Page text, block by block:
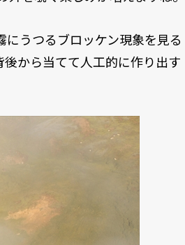
うつるブロッケン現象を見る
から当てて人工的に作り出す